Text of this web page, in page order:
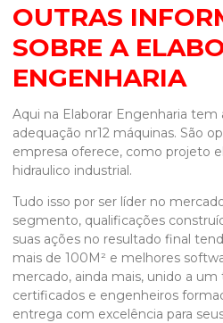
OUTRAS
SOBRE A
ENGENHARIA
Aqui na Elaborar Engenharia tem
adequação nr12 máquinas. São
empresa oferece, como projeto
hidraulico industrial.
Tudo isso por ser líder no
segmento, qualificações
suas ações no resultado final
mais de 100M² e melhores
mercado, ainda mais, unido a
certificados e engenheiros
entrega com excelência para